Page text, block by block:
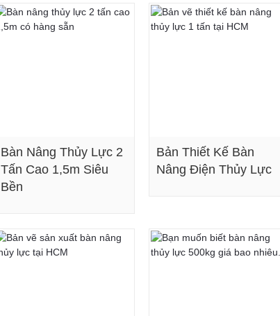
Bàn Nâng Thủy Lực 2
Tấn Cao 1,5m Siêu
Bền
Bản Thiết Kế Bàn
Nâng Điện Thủy Lực